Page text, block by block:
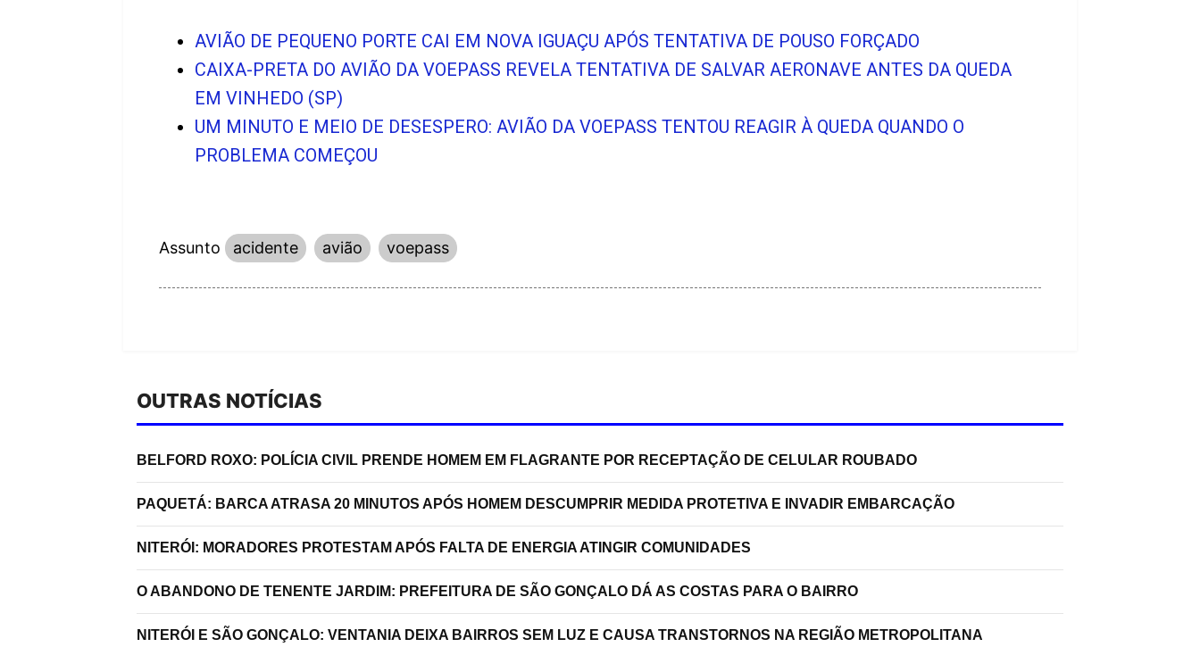
AVIÃO DE PEQUENO PORTE CAI EM NOVA IGUAÇU APÓS TENTATIVA DE POUSO FORÇADO
CAIXA-PRETA DO AVIÃO DA VOEPASS REVELA TENTATIVA DE SALVAR AERONAVE ANTES DA QUEDA
EM VINHEDO (SP)
UM MINUTO E MEIO DE DESESPERO: AVIÃO DA VOEPASS TENTOU REAGIR À QUEDA QUANDO O
PROBLEMA COMEÇOU
Assunto acidente avião voepass
OUTRAS NOTÍCIAS
BELFORD ROXO: POLÍCIA CIVIL PRENDE HOMEM EM FLAGRANTE POR RECEPTAÇÃO DE CELULAR ROUBADO
PAQUETÁ: BARCA ATRASA 20 MINUTOS APÓS HOMEM DESCUMPRIR MEDIDA PROTETIVA E INVADIR EMBARCAÇÃO
NITERÓI: MORADORES PROTESTAM APÓS FALTA DE ENERGIA ATINGIR COMUNIDADES
O ABANDONO DE TENENTE JARDIM: PREFEITURA DE SÃO GONÇALO DÁ AS COSTAS PARA O BAIRRO
NITERÓI E SÃO GONÇALO: VENTANIA DEIXA BAIRROS SEM LUZ E CAUSA TRANSTORNOS NA REGIÃO METROPOLITANA